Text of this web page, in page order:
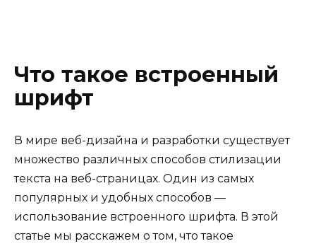
Что такое встроенный
шрифт
В мире веб-дизайна и разработки существует
множество различных способов стилизации
текста на веб-страницах. Один из самых
популярных и удобных способов —
использование встроенного шрифта. В этой
статье мы расскажем о том, что такое